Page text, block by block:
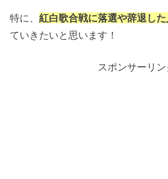
特に、紅白歌合戦に落選や辞退し
ていきたいと思います！
スポンサーリン